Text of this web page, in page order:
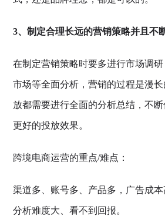
3、制定合理长远的营销策略并且不
在制定营销策略时要多进行市场调研
市场等全面分析，营销的过程是漫
放都需要进行全面的分析总结，不
更好的投放效果。
跨境电商运营的重点/难点：
渠道多、账号多、产品多，广告成
分析难度大、看不到回报。